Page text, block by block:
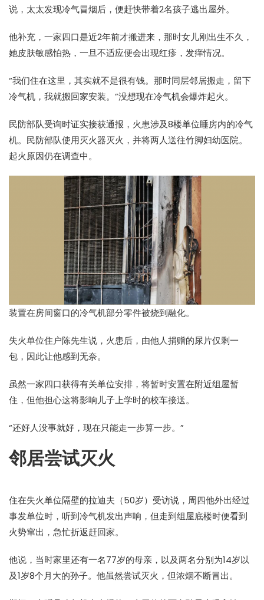
说，太太发现冷气冒烟后，便赶快带着2名孩子逃出屋外。
他补充，一家四口是近2年前才搬进来，那时女儿刚出生不久，
她皮肤敏感怕热，一旦不适应便会出现红疹，发痒情况。
“我们住在这里，其实就不是很有钱。那时同层邻居搬走，留下
冷气机，我就搬回家安装。”没想现在冷气机会爆炸起火。
民防部队受询时证实接获通报，火患涉及8楼单位睡房内的冷气
机。民防部队使用灭火器灭火，并将两人送往竹脚妇幼医院。
起火原因仍在调查中。
装置在房间窗口的冷气机部分零件被烧到融化。
失火单位住户陈先生说，火患后，由他人捐赠的尿片仅剩一
包，因此让他感到无奈。
虽然一家四口获得有关单位安排，将暂时安置在附近组屋暂
住，但他担心这将影响儿子上学时的校车接送。
“还好人没事就好，现在只能走一步算一步。”
邻居尝试灭火
住在失火单位隔壁的拉迪夫（50岁）受访说，周四他外出经过
事发单位时，听到冷气机发出声响，但走到组屋底楼时便看到
火势窜出，急忙折返赶回家。
他说，当时家里还有一名77岁的母亲，以及两名分别为14岁以
及1岁8个月大的孙子。他虽然尝试灭火，但浓烟不断冒出。